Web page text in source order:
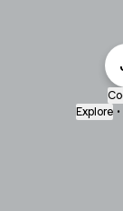
Explore •